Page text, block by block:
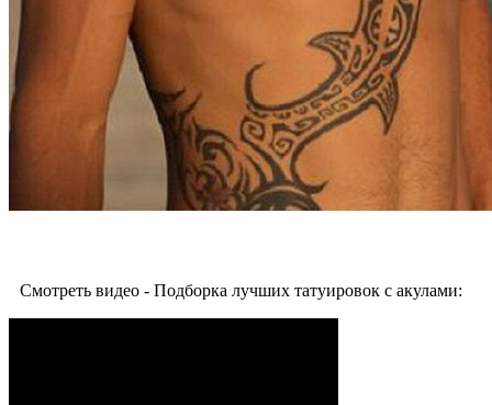
Смотреть видео - Подборка лучших татуировок с акулами: